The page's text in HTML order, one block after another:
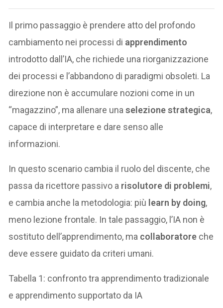
Il primo passaggio è prendere atto del profondo
cambiamento nei processi di apprendimento
introdotto dall’IA, che richiede una riorganizzazione
dei processi e l’abbandono di paradigmi obsoleti. La
direzione non è accumulare nozioni come in un
“magazzino”, ma allenare unaselezione strategica,
capace di interpretare e dare senso alle
informazioni.
In questo scenario cambia il ruolo del discente, che
passa da ricettore passivo a risolutore di problemi,
e cambia anche la metodologia: più learn by doing,
meno lezione frontale. In tale passaggio, l’IA non è
sostituto dell’apprendimento, ma collaboratore che
deve essere guidato da criteri umani.
Tabella 1: confronto tra apprendimento tradizionale
e apprendimento supportato da IA